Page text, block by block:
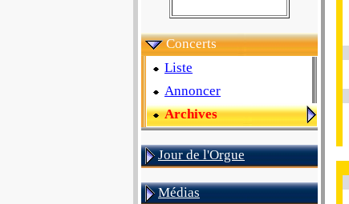
Concerts
Liste
Annoncer
Archives
Jour de l'Orgue
Médias